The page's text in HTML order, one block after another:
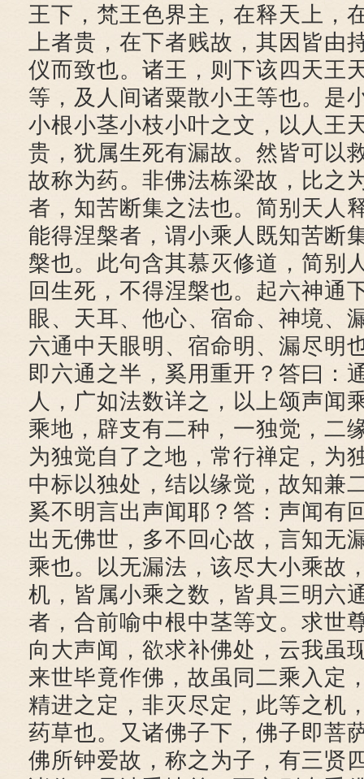
王下，梵王色界主，在释天上，
上者贵，在下者贱故，其因皆由
仪而致也。诸王，则下该四天王
等，及人间诸粟散小王等也。是
小根小茎小枝小叶之文，以人王
贵，犹属生死有漏故。然皆可以
故称为药。非佛法栋梁故，比之
者，知苦断集之法也。简别天人
能得涅槃者，谓小乘人既知苦断
槃也。此句含其慕灭修道，简别
回生死，不得涅槃也。起六神通
眼、天耳、他心、宿命、神境、
六通中天眼明、宿命明、漏尽明
即六通之半，奚用重开？答曰：
人，广如法数详之，以上颂声闻
乘地，辟支有二种，一独觉，二
为独觉自了之地，常行禅定，为
中标以独处，结以缘觉，故知兼
奚不明言出声闻耶？答：声闻有
出无佛世，多不回心故，言知无
乘也。以无漏法，该尽大小乘故
机，皆属小乘之数，皆具三明六
者，合前喻中根中茎等文。求世
向大声闻，欲求补佛处，云我虽
来世毕竟作佛，故虽同二乘入定
精进之定，非灭尽定，此等之机
药草也。又诸佛子下，佛子即菩
佛所钟爱故，称之为子，有三贤